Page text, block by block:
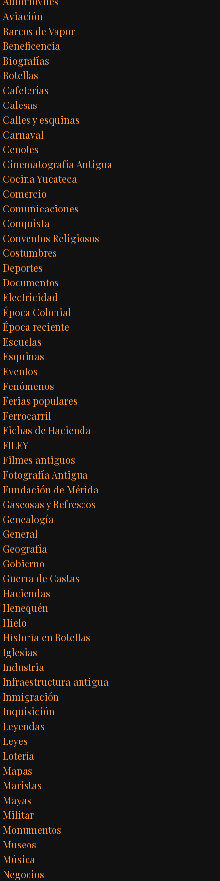
Aviación
Barcos de Vapor
Beneficencia
Biografías
Botellas
Cafeterías
Calesas
Calles y esquinas
Carnaval
Cenotes
Cinematografía Antigua
Cocina Yucateca
Comercio
Comunicaciones
Conquista
Conventos Religiosos
Costumbres
Deportes
Documentos
Electricidad
Época Colonial
Época reciente
Escuelas
Esquinas
Eventos
Fenómenos
Ferias populares
Ferrocarril
Fichas de Hacienda
FILEY
Filmes antiguos
Fotografía Antigua
Fundación de Mérida
Gaseosas y Refrescos
Genealogía
General
Geografía
Gobierno
Guerra de Castas
Haciendas
Henequén
Hielo
Historia en Botellas
Iglesias
Industria
Infraestructura antigua
Inmigración
Inquisición
Leyendas
Leyes
Lotería
Mapas
Maristas
Mayas
Militar
Monumentos
Museos
Música
Negocios